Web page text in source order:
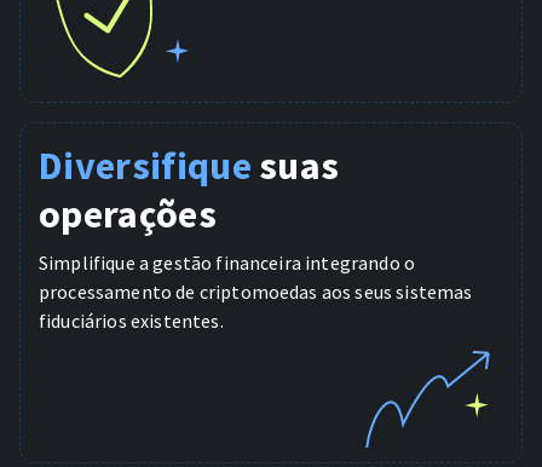
Diversifique suas
operações
Simplifique a gestão financeira integrando o
processamento de criptomoedas aos seus sistemas
fiduciários existentes.